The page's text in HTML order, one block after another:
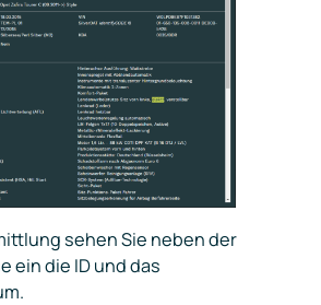
sehen Sie neben der
ein die ID und das